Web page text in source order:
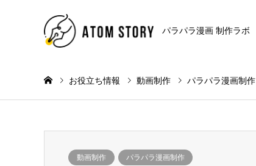
パラパラ漫画 制作ラボ
お役立ち情報 動画制作 パラパラ漫画制作
動画制作 パラパラ漫画制作